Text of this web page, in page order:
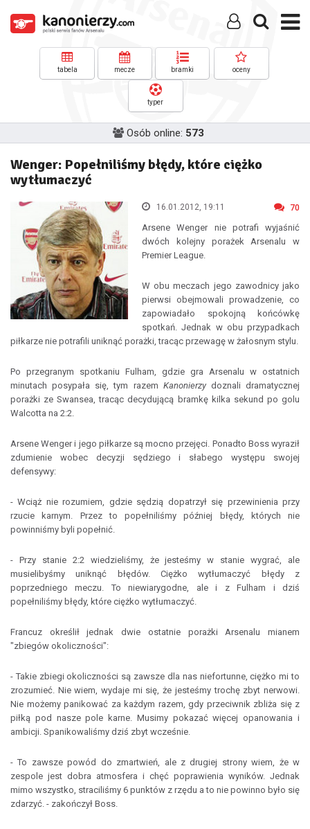
tabela mecze bramki oceny
typer
Osób online: 573
Wenger: Popełniliśmy błędy, które ciężko
wytłumaczyć
16.01.2012, 19:11 70
Arsene Wenger nie potrafi wyjaśnić
dwóch kolejny porażek Arsenalu w
Premier League.
W obu meczach jego zawodnicy jako
pierwsi obejmowali prowadzenie, co
zapowiadało spokojną końcówkę
spotkań. Jednak w obu przypadkach
piłkarze nie potrafili uniknąć porażki, tracąc przewagę w żałosnym stylu.
Po przegranym spotkaniu Fulham, gdzie gra Arsenalu w ostatnich
minutach posypała się, tym razem Kanonierzydoznali dramatycznej
porażki ze Swansea, tracąc decydującą bramkę kilka sekund po golu
Walcotta na 2:2.
Arsene Wenger i jego piłkarze są mocno przejęci. Ponadto Boss wyraził
zdumienie wobec decyzji sędziego i słabego występu swojej
defensywy:
- Wciąż nie rozumiem, gdzie sędzią dopatrzył się przewinienia przy
rzucie karnym. Przez to popełniliśmy później błędy, których nie
powinniśmy byli popełnić.
- Przy stanie 2:2 wiedzieliśmy, że jesteśmy w stanie wygrać, ale
musielibyśmy uniknąć błędów. Ciężko wytłumaczyć błędy z
poprzedniego meczu. To niewiarygodne, ale i z Fulham i dziś
popełniliśmy błędy, które ciężko wytłumaczyć.
Francuz określił jednak dwie ostatnie porażki Arsenalu mianem
"zbiegów okoliczności":
- Takie zbiegi okoliczności są zawsze dla nas niefortunne, ciężko mi to
zrozumieć. Nie wiem, wydaje mi się, że jesteśmy trochę zbyt nerwowi.
Nie możemy panikować za każdym razem, gdy przeciwnik zbliża się z
piłką pod nasze pole karne. Musimy pokazać więcej opanowania i
ambicji. Spanikowaliśmy dziś zbyt wcześnie.
- To zawsze powód do zmartwień, ale z drugiej strony wiem, że w
zespole jest dobra atmosfera i chęć poprawienia wyników. Jednak
mimo wszystko, straciliśmy 6 punktów z rzędu a to nie powinno było się
zdarzyć. - zakończył Boss.